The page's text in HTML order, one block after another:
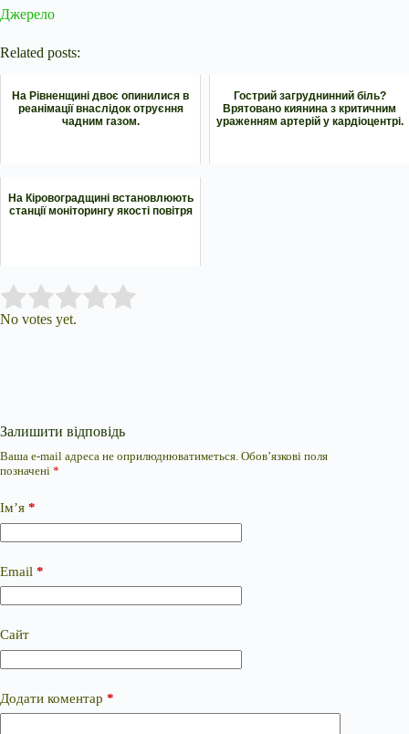
Джерело
Related posts:
На Рівненщині двоє опинилися в
реанімації внаслідок отруєння
чадним газом.
Гострий загруднинний біль?
Врятовано киянина з критичним
ураженням артерій у кардіоцентрі.
На Кіровоградщині встановлюють
станції моніторингу якості повітря
Rate this item:
No votes yet.
Залишити відповідь
Ваша e-mail адреса не оприлюднюватиметься. Обов’язкові поля
позначені *
Ім’я *
Email *
Сайт
Додати коментар *